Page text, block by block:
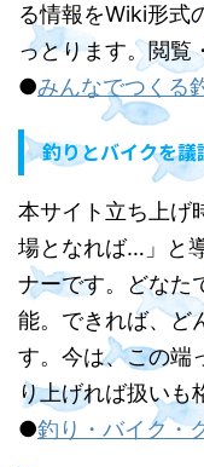
る情報をWiki形式
っとります。閲覧
●みんなでつくる
釣りとバイクを
本サイト立ち上げ
場となれば…」と
ナーです。どなた
能。できれば、ど
す。今は、この端
り上げれば扱い
●釣り・バイク・